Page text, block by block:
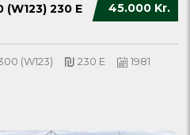
45.000 Kr.
(W123) 230 E
(W123) 230 E 1981